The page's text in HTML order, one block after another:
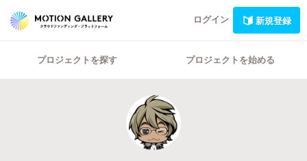
ログイン 新規登録
プロジェクトを探す プロジェクトを始める